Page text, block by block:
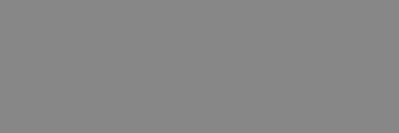
dall'operatore
dell'utente
del sito.